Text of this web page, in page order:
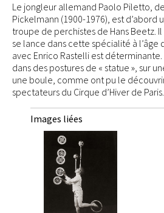
Le jongleur allemand Paolo Piletto,
Pickelmann (1900-1976), est d’abord
troupe de perchistes de Hans Beetz.
se lance dans cette spécialité à l’âge
avec Enrico Rastelli est
dans des postures de « statue », sur
une boule, comme ont pu le
spectateurs du Cirque d’Hiver de Paris.
Images liées